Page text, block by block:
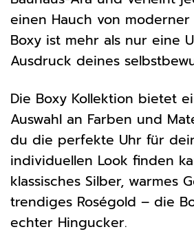
einen Hauch von moderner
Boxy ist mehr als nur eine
Ausdruck deines
Die Boxy Kollektion bietet
Auswahl an Farben und
du die perfekte Uhr für
individuellen Look finden
klassisches Silber, warmes
trendiges Roségold – die
echter Hingucker.